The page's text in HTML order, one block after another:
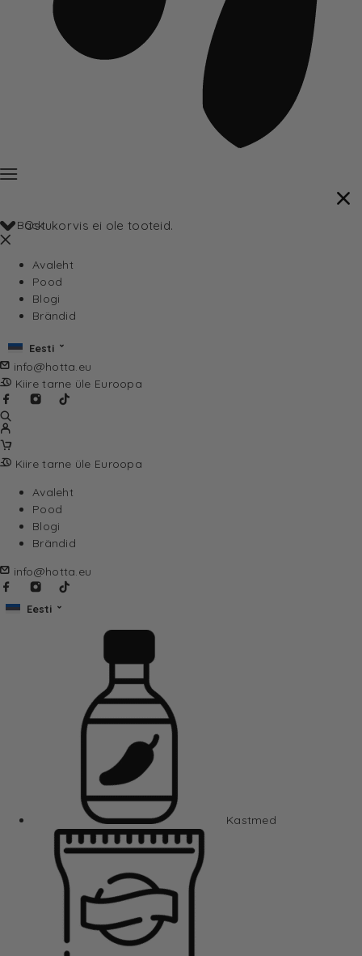
Ostukorvis ei ole tooteid.
Back
Avaleht
Pood
Blogi
Brändid
Eesti
info@hotta.eu
Kiire tarne üle Euroopa
Kiire tarne üle Euroopa
Avaleht
Pood
Blogi
Brändid
info@hotta.eu
Eesti
Kastmed